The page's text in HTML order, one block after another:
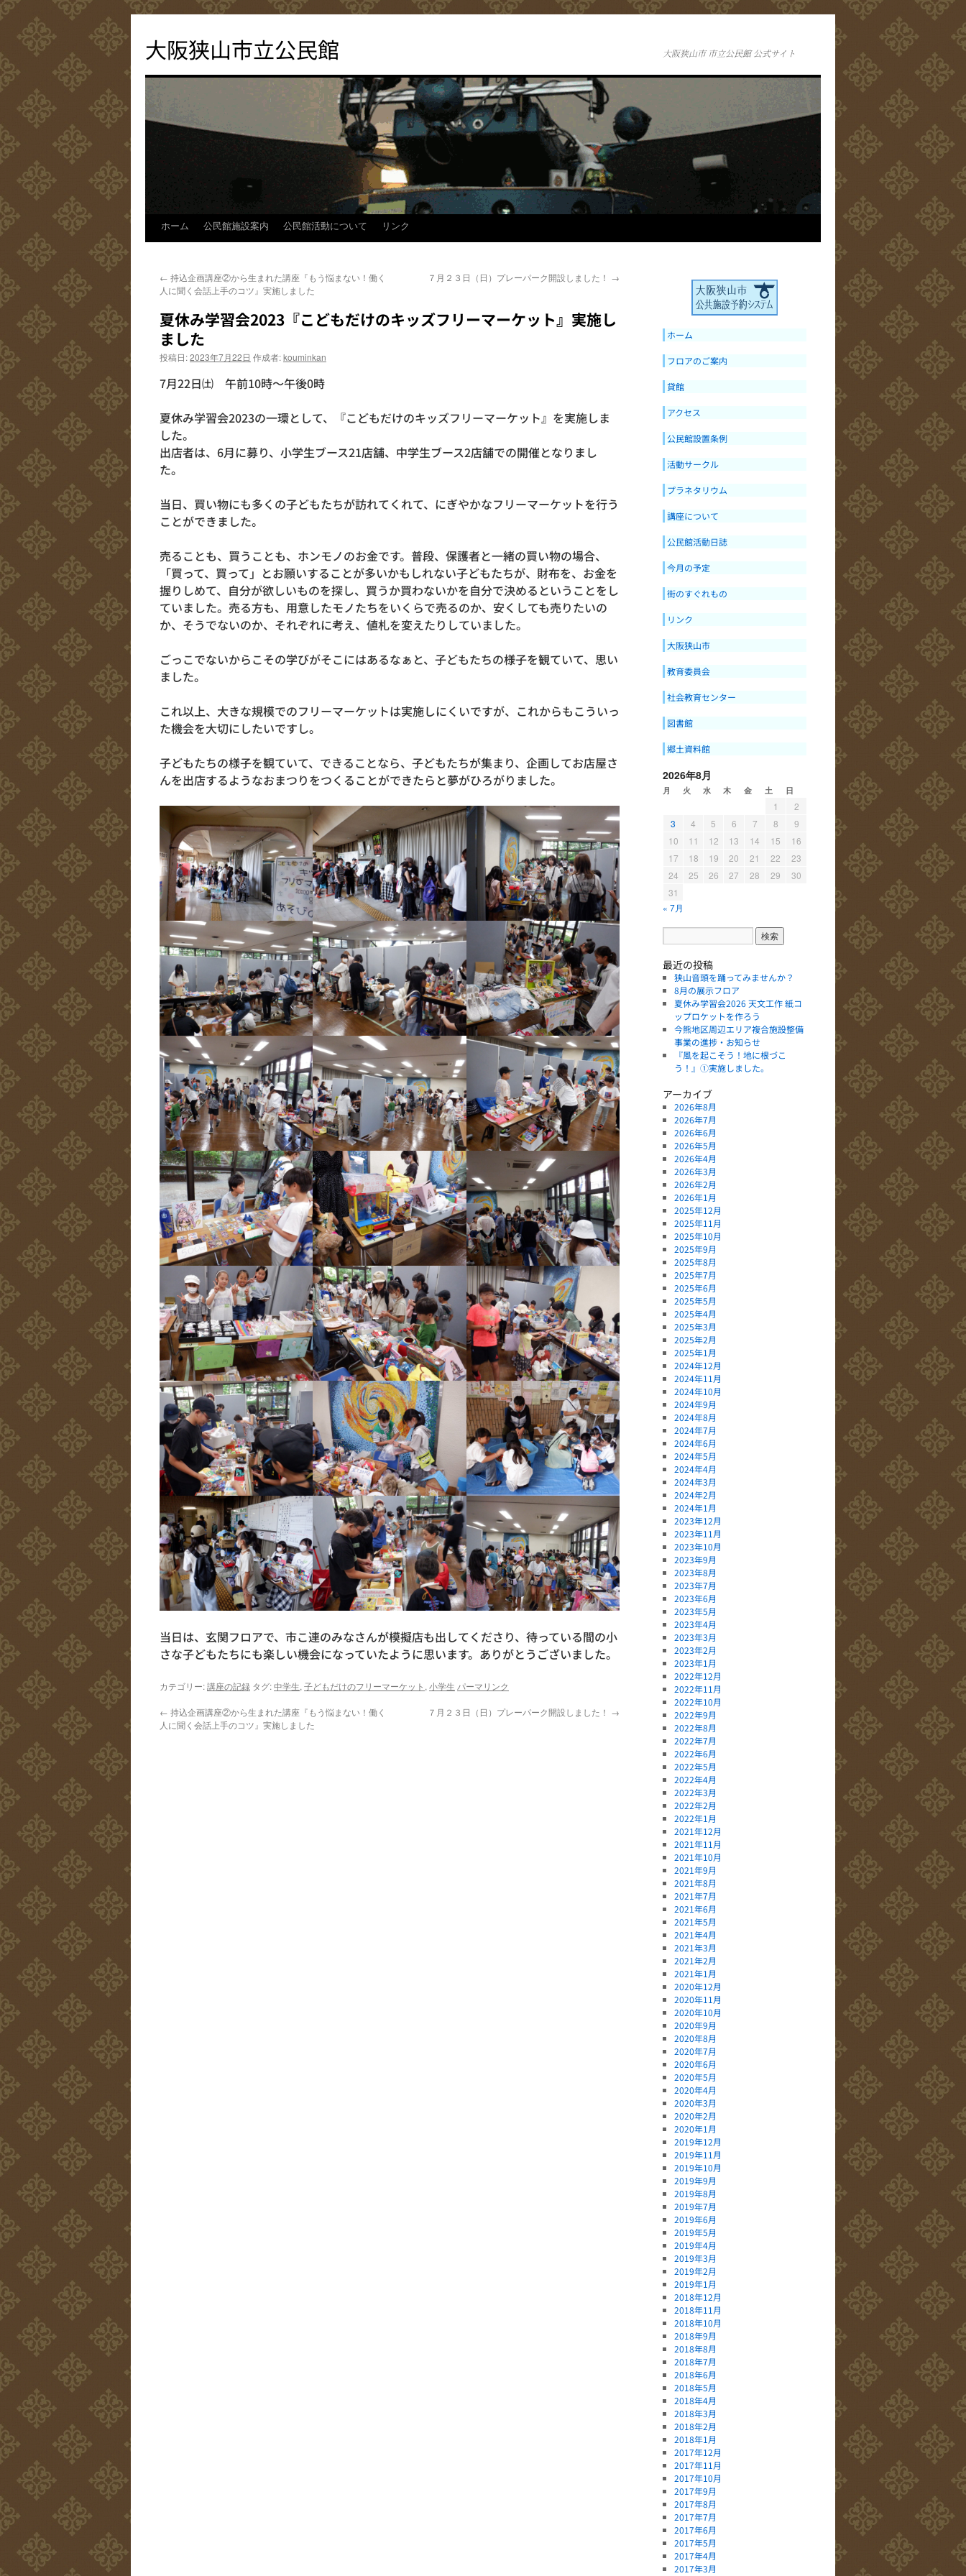
テ
ン
ッ
大阪狭山市立公民館 大阪狭山市 市立公民館 公式サイト
ホーム 公民館施設案内 公民館活動について リンク
← 持込企画講座②から生まれた講座『もう悩まない！働く
人に聞く会話上手のコツ』実施しました
７月２３日（日）プレーパーク開設しました！ →
夏休み学習会2023『こどもだけのキッズフリーマーケット』実施し
ました
投稿日:2023年7月22日 作成者:kouminkan
7月22日㈯ 午前10時～午後0時
夏休み学習会2023の一環として、『こどもだけのキッズフリーマーケット』を実施しま
した。
出店者は、6月に募り、小学生ブース21店舗、中学生ブース2店舗での開催となりまし
た。
当日、買い物にも多くの子どもたちが訪れてくれて、にぎやかなフリーマーケットを行う
ことができました。
売ることも、買うことも、ホンモノのお金です。普段、保護者と一緒の買い物の場合、
「買って、買って」とお願いすることが多いかもしれない子どもたちが、財布を、お金を
握りしめて、自分が欲しいものを探し、買うか買わないかを自分で決めるということをし
ていました。売る方も、用意したモノたちをいくらで売るのか、安くしても売りたいの
か、そうでないのか、それぞれに考え、値札を変えたりしていました。
ごっこでないからこその学びがそこにはあるなぁと、子どもたちの様子を観ていて、思い
ました。
これ以上、大きな規模でのフリーマーケットは実施しにくいですが、これからもこういっ
た機会を大切にしたいですし。
子どもたちの様子を観ていて、できることなら、子どもたちが集まり、企画してお店屋さ
んを出店するようなおまつりをつくることができたらと夢がひろがりました。
当日は、玄関フロアで、市こ連のみなさんが模擬店も出してくださり、待っている間の小
さな子どもたちにも楽しい機会になっていたように思います。ありがとうございました。
カテゴリー:講座の記録 タグ:中学生, 子どもだけのフリーマーケット , 小学生 パーマリンク
← 持込企画講座②から生まれた講座『もう悩まない！働く
人に聞く会話上手のコツ』実施しました
７月２３日（日）プレーパーク開設しました！ →
ホーム
フロアのご案内
貸館
アクセス
公民館設置条例
活動サークル
プラネタリウム
講座について
公民館活動日誌
今月の予定
街のすぐれもの
リンク
大阪狭山市
教育委員会
社会教育センター
図書館
郷土資料館
2026年8月
月 火 水 木 金 土 日
1
2
3
4 5 6 7 8
9
10
11 12 13 14 15
16
17
18 19 20 21 22
23
24
25 26 27 28 29
30
31
« 7月
最近の投稿
狭山音頭を踊ってみませんか？
8月の展示フロア
夏休み学習会2026 天文工作 紙コ
ップロケットを作ろう
今熊地区周辺エリア複合施設整備
事業の進捗・お知らせ
『風を起こそう！地に根づこ
う！』①実施しました。
アーカイブ
2026年8月
2026年7月
2026年6月
2026年5月
2026年4月
2026年3月
2026年2月
2026年1月
2025年12月
2025年11月
2025年10月
2025年9月
2025年8月
2025年7月
2025年6月
2025年5月
2025年4月
2025年3月
2025年2月
2025年1月
2024年12月
2024年11月
2024年10月
2024年9月
2024年8月
2024年7月
2024年6月
2024年5月
2024年4月
2024年3月
2024年2月
2024年1月
2023年12月
2023年11月
2023年10月
2023年9月
2023年8月
2023年7月
2023年6月
2023年5月
2023年4月
2023年3月
2023年2月
2023年1月
2022年12月
2022年11月
2022年10月
2022年9月
2022年8月
2022年7月
2022年6月
2022年5月
2022年4月
2022年3月
2022年2月
2022年1月
2021年12月
2021年11月
2021年10月
2021年9月
2021年8月
2021年7月
2021年6月
2021年5月
2021年4月
2021年3月
2021年2月
2021年1月
2020年12月
2020年11月
2020年10月
2020年9月
2020年8月
2020年7月
2020年6月
2020年5月
2020年4月
2020年3月
2020年2月
2020年1月
2019年12月
2019年11月
2019年10月
2019年9月
2019年8月
2019年7月
2019年6月
2019年5月
2019年4月
2019年3月
2019年2月
2019年1月
2018年12月
2018年11月
2018年10月
2018年9月
2018年8月
2018年7月
2018年6月
2018年5月
2018年4月
2018年3月
2018年2月
2018年1月
2017年12月
2017年11月
2017年10月
2017年9月
2017年8月
2017年7月
2017年6月
2017年5月
2017年4月
2017年3月